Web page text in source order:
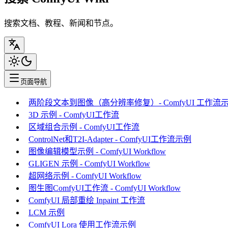
搜索文档、教程、新闻和节点。
页面导航
两阶段文本到图像（高分辨率修复）- ComfyUI 工作流
3D 示例 - ComfyUI工作流
区域组合示例 - ComfyUI工作流
ControlNet和T2I-Adapter - ComfyUI工作流示例
图像编辑模型示例 - ComfyUI Workflow
GLIGEN 示例 - ComfyUI Workflow
超网络示例 - ComfyUI Workflow
图生图ComfyUI工作流 - ComfyUI Workflow
ComfyUI 局部重绘 Inpaint 工作流
LCM 示例
ComfyUI Lora 使用工作流示例